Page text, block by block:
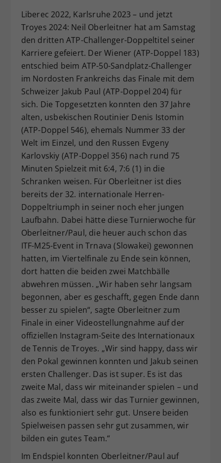
Liberec 2022, Karlsruhe 2023 – und jetzt
Troyes 2024: Neil Oberleitner hat am Samstag
den dritten ATP-Challenger-Doppeltitel seiner
Karriere gefeiert. Der Wiener (ATP-Doppel 183)
entschied beim ATP-50-Sandplatz-Challenger
im Nordosten Frankreichs das Finale mit dem
Schweizer Jakub Paul (ATP-Doppel 204) für
sich. Die Topgesetzten konnten den 37 Jahre
alten, usbekischen Routinier Denis Istomin
(ATP-Doppel 546), ehemals Nummer 33 der
Welt im Einzel, und den Russen Evgeny
Karlovskiy (ATP-Doppel 356) nach rund 75
Minuten Spielzeit mit 6:4, 7:6 (1) in die
Schranken weisen. Für Oberleitner ist dies
bereits der 32. internationale Herren-
Doppeltriumph in seiner noch eher jungen
Laufbahn. Dabei hätte diese Turnierwoche für
Oberleitner/Paul, die heuer auch schon das
ITF-M25-Event in Trnava (Slowakei) gewonnen
hatten, im Viertelfinale zu Ende sein können,
dort hatten die beiden zwei Matchbälle
abwehren müssen. „Wir haben sehr langsam
begonnen, aber es geschafft, gegen Ende dann
besser zu spielen“, sagte Oberleitner zum
Finale in einer Videostellungnahme auf der
offiziellen Instagram-Seite des Internationaux
de Tennis de Troyes. „Wir sind happy, dass wir
den Pokal gewinnen konnten und Jakub seinen
ersten Challenger. Das ist super. Es ist das
zweite Mal, dass wir miteinander spielen – und
das zweite Mal, dass wir das Turnier gewinnen,
also es funktioniert sehr gut. Unsere beiden
Spielweisen passen sehr gut zusammen, wir
bilden ein gutes Team.“
Im Endspiel konnten Oberleitner/Paul auf
Zweck
Dieser Wert speichert Ihre Consent-
Einstellungen. Unter anderem eine
historische Speicherung Ihrer
vorgenommen Einstellungen, falls der
Webseiten-Betreiber dies eingestellt
hat.